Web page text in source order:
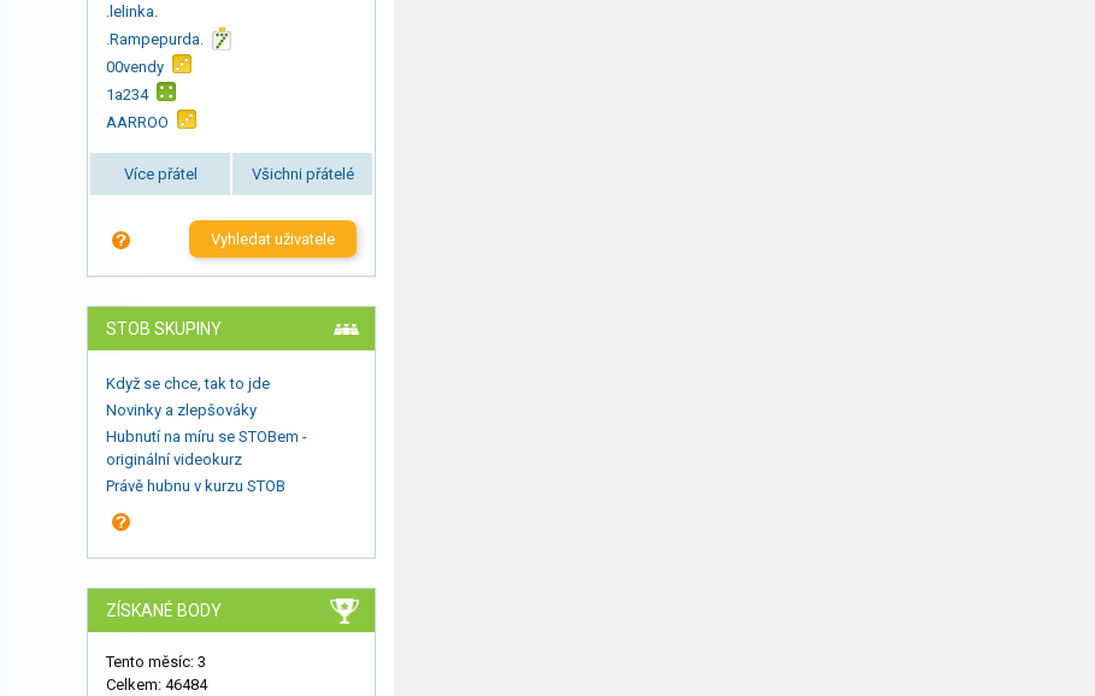
.lelinka.
.Rampepurda.
00vendy
1a234
AARROO
Více přátel Všichni přátelé
Vyhledat uživatele
STOB SKUPINY
Když se chce, tak to jde
Novinky a zlepšováky
Hubnutí na míru se STOBem -
originální videokurz
Právě hubnu v kurzu STOB
ZÍSKANÉ BODY
Tento měsíc: 3
Celkem: 46484